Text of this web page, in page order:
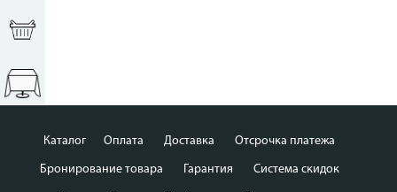
Каталог Оплата Доставка Отсрочка платежа
Бронирование товара Гарантия Система скидок